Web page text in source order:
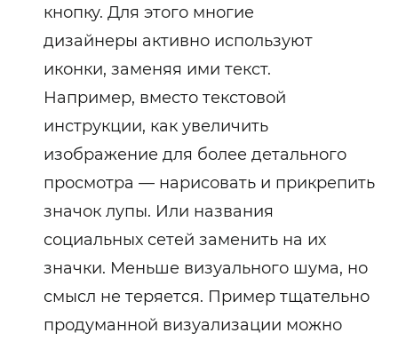
кнопку. Для этого многие
дизайнеры активно используют
иконки, заменяя ими текст.
Например, вместо текстовой
инструкции, как увеличить
изображение для более детального
просмотра — нарисовать и прикрепить
значок лупы. Или названия
социальных сетей заменить на их
значки. Меньше визуального шума, но
смысл не теряется. Пример тщательно
продуманной визуализации можно